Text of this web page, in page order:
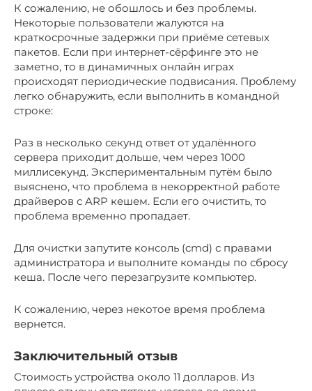
К сожалению, не обошлось и без проблемы.
Некоторые пользователи жалуются на
краткосрочные задержки при приёме сетевых
пакетов. Если при интернет-сёрфинге это не
заметно, то в динамичных онлайн играх
происходят периодические подвисания. Проблему
легко обнаружить, если выполнить в командной
строке:
Раз в несколько секунд ответ от удалённого
сервера приходит дольше, чем через 1000
миллисекунд. Экспериментальным путём было
выяснено, что проблема в некорректной работе
драйверов с ARP кешем. Если его очистить, то
проблема временно пропадает.
Для очистки запутите консоль (cmd) с правами
администратора и выполните команды по сбросу
кеша. После чего перезагрузите компьютер.
К сожалению, через некотое время проблема
вернется.
Заключительный отзыв
Стоимость устройства около 11 долларов. Из